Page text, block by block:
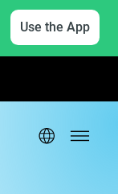
Use the App